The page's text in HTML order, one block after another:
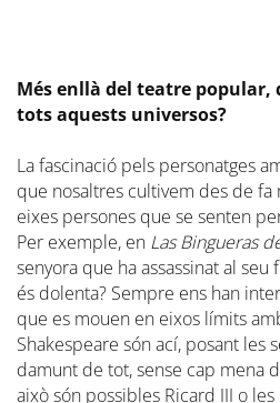
Més enllà del teatre
tots aquests universos?
La fascinació pels personatges
que nosaltres cultivem des de
eixes persones que se senten
Per exemple, en Las Bingueras
senyora que ha assassinat al seu
és dolenta? Sempre ens han
que es mouen en eixos límits
Shakespeare són ací, posant les
damunt de tot, sense cap mena
això són possibles Ricard III o